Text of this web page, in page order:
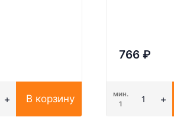
В корзину
766 ₽
мин.
1